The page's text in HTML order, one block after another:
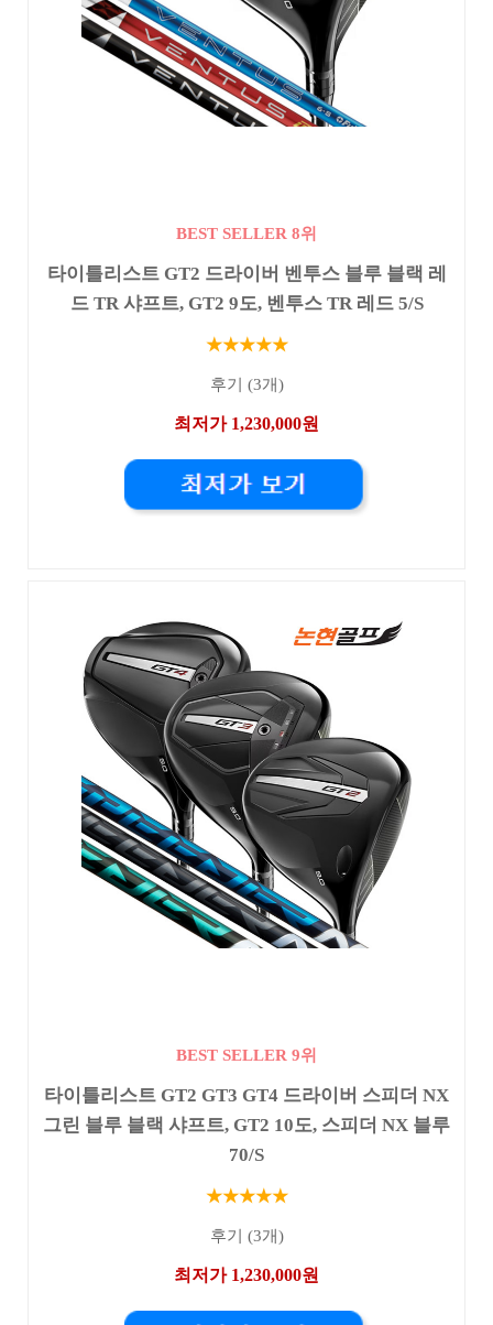
BEST SELLER 8위
타이틀리스트 GT2 드라이버 벤투스 블루 블랙 레
드 TR 샤프트, GT2 9도, 벤투스 TR 레드 5/S
★★★★★
후기 (3개)
최저가 1,230,000원
BEST SELLER 9위
타이틀리스트 GT2 GT3 GT4 드라이버 스피더 NX
그린 블루 블랙 샤프트, GT2 10도, 스피더 NX 블루
70/S
★★★★★
후기 (3개)
최저가 1,230,000원